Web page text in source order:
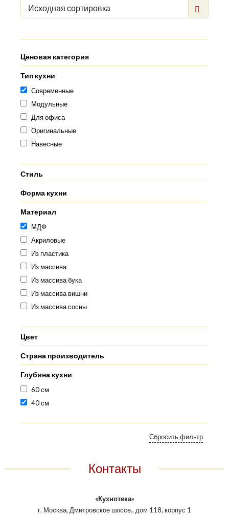
Исходная сортировка
Ценовая категория
Тип кухни
Современные
Модульные
Для офиса
Оригинальные
Навесные
Стиль
Форма кухни
Материал
МДФ
Акриловые
Из пластика
Из массива
Из массива бука
Из массива вишни
Из массива сосны
Цвет
Страна производитель
Глубина кухни
60 см
40 см
Контакты
«Кухнотека»
г. Москва, Дмитровское шоссе., дом 118, корпус 1